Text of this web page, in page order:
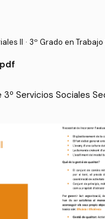
II · 3º Grado en Trabajo
Servicios Sociales